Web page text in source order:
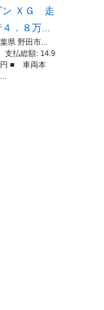
ン ＸＧ 走
．８万...
県 野田市...
払総額: 14.9
■ 車両本